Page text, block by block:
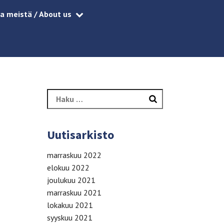
meistä / About us
Haku:
Uutisarkisto
marraskuu 2022
elokuu 2022
joulukuu 2021
marraskuu 2021
lokakuu 2021
syyskuu 2021